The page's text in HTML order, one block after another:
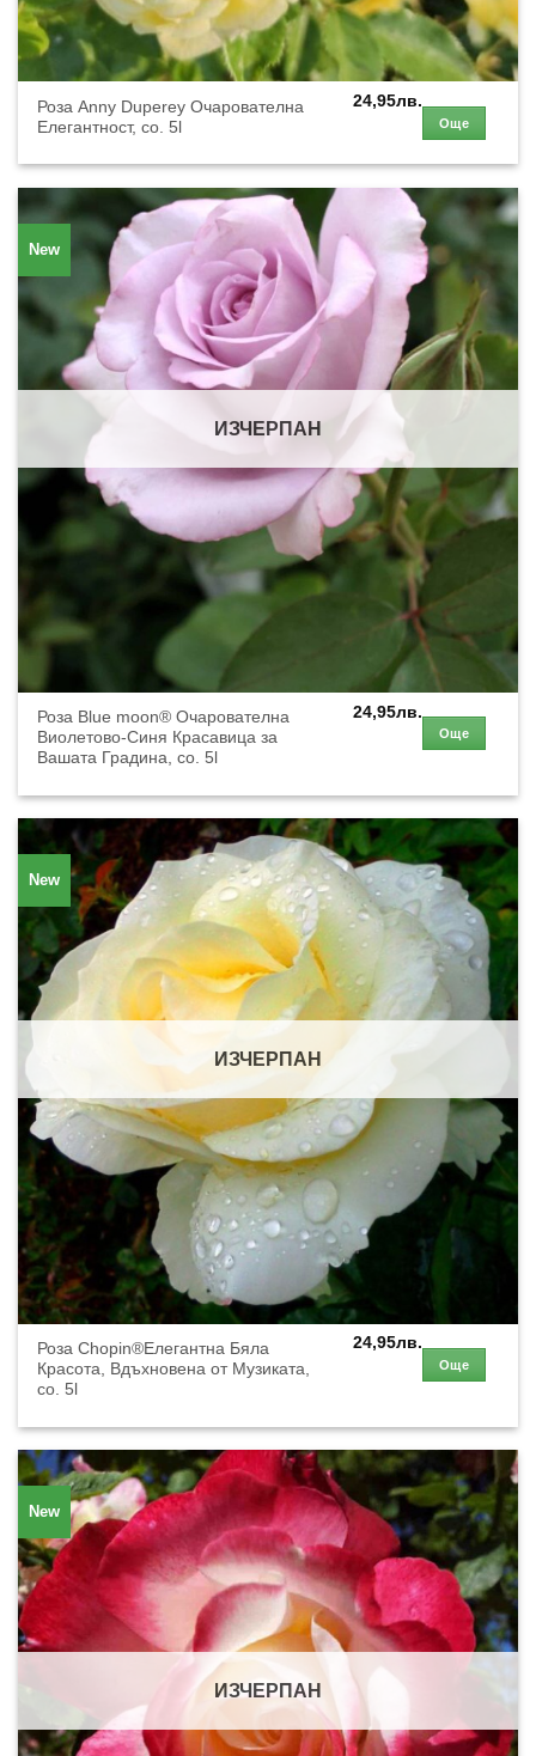
Роза Anny Duperey Очарователна
Елегантност, co. 5l
24,95лв.
Още
New
ИЗЧЕРПАН
Роза Blue moon® Очарователна
Виолетово-Синя Красавица за
Вашата Градина, co. 5l
24,95лв.
Още
New
ИЗЧЕРПАН
Роза Chopin®Елегантна Бяла
Красота, Вдъхновена от Музиката,
co. 5l
24,95лв.
Още
New
ИЗЧЕРПАН